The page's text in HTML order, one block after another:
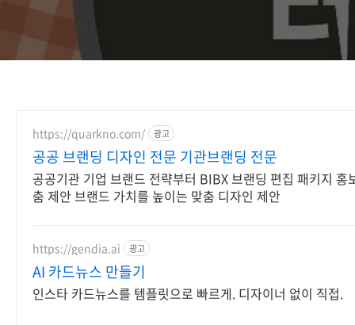
https://quarkno.com/ 광고
공공 브랜딩 디자인 전문 기관브랜딩 전문
공공기관 기업 브랜드 전략부터 BIBX 브랜딩 편집 패키지 홍
춤 제안 브랜드 가치를 높이는 맞춤 디자인 제안
https://gendia.ai 광고
AI 카드뉴스 만들기
인스타 카드뉴스를 템플릿으로 빠르게. 디자이너 없이 직접.